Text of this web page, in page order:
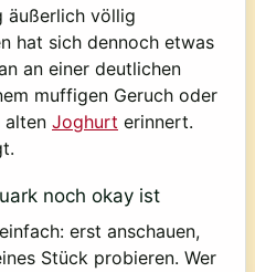
äußerlich völlig
hat sich dennoch etwas
an einer deutlichen
muffigen Geruch oder
alten Joghurt erinnert.
noch okay ist
erst anschauen,
Stück probieren. Wer